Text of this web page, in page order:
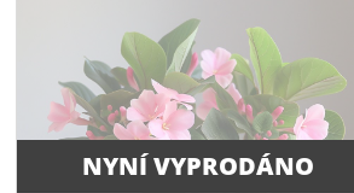
NYNÍ VYPRODÁNO